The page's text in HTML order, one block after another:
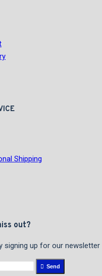
Shipping
out?
signing up for our newsletter
Send